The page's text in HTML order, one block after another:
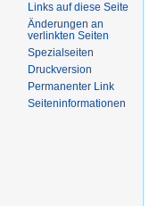
Links auf diese Seite
Änderungen an
verlinkten Seiten
Spezialseiten
Druckversion
Permanenter Link
Seiteninformationen